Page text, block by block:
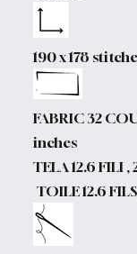
190 x 178
FABRIC 32
inches
TELA 12.6 FILI ,
TOILE 12.6